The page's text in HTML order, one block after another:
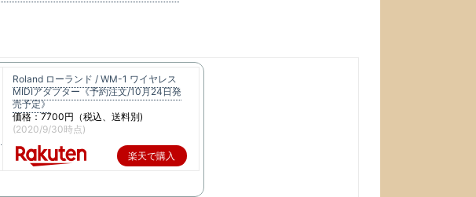
Roland ローランド / WM-1 ワイヤレス
MIDIアダプター《予約注文/10月24日発
売予定》
価格：7700円（税込、送料別)
(2020/9/30時点)
楽天で購入